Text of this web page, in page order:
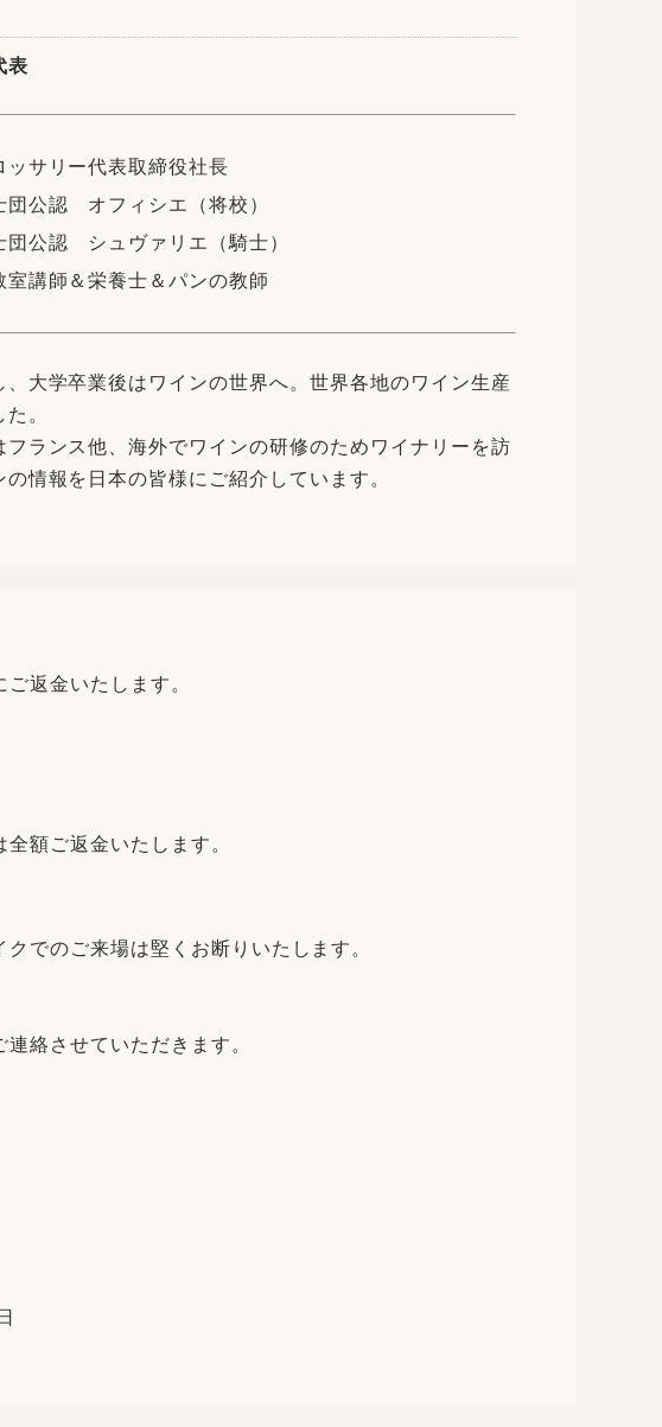
表
ッサリー代表取締役社長
団公認 オフィシエ（将校）
団公認 シュヴァリエ（騎士）
室講師＆栄養士＆パンの教師
、大学卒業後はワインの世界へ。世界各地のワイン生産
。
ランス他、海外でワインの研修のためワイナリーを訪
情報を日本の皆様にご紹介しています。
返金いたします。
額ご返金いたします。
でのご来場は堅くお断りいたします。
絡させていただきます。